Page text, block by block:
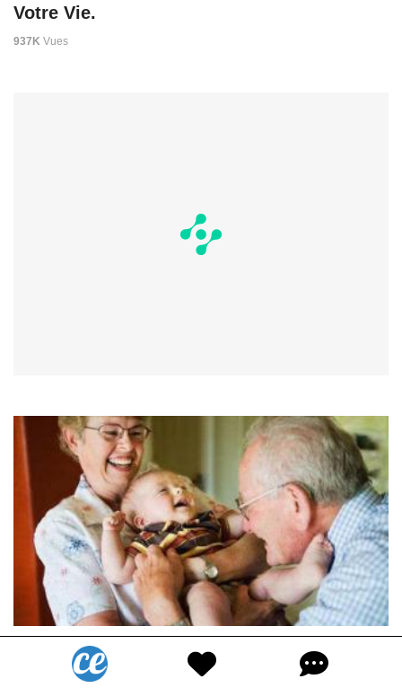
Votre Vie.
937K Vues
Les Grands-Parents Qui Font du
Babysitting Ont Moins de Risques de